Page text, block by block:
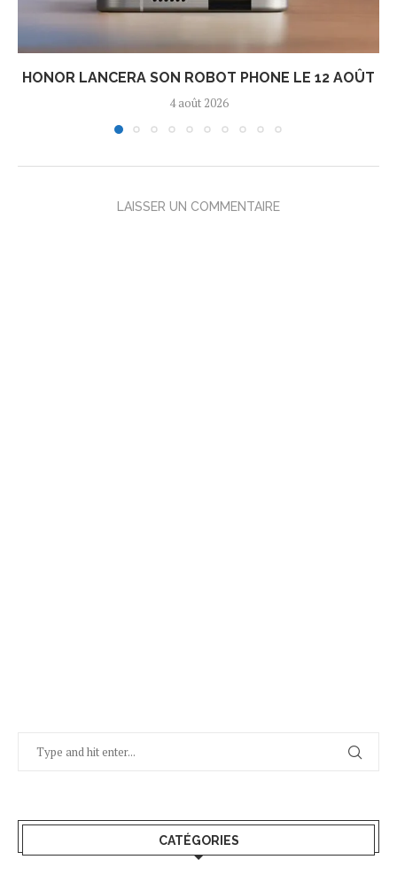
HONOR LANCERA SON ROBOT PHONE LE 12 AOÛT
4 août 2026
LAISSER UN COMMENTAIRE
CATÉGORIES